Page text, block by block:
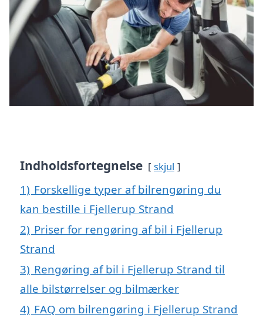
Indholdsfortegnelse skjul
1) Forskellige typer af bilrengøring du
kan bestille i Fjellerup Strand
2) Priser for rengøring af bil i Fjellerup
Strand
3) Rengøring af bil i Fjellerup Strand til
alle bilstørrelser og bilmærker
4) FAQ om bilrengøring i Fjellerup Strand